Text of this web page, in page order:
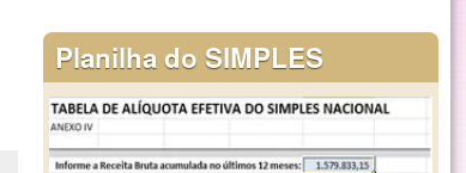
Planilha do SIMPLES